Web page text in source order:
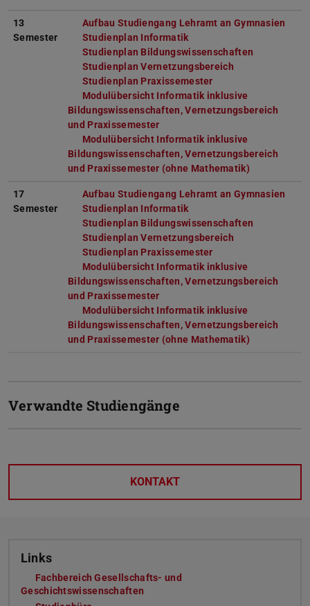
13
Semester
Aufbau Studiengang Lehramt an Gymnasien
Studienplan Informatik(PDF-Datei)
(wird in neuem Tab
Studienplan Bildungswissenschaften
Studienplan Vernetzungsbereich
Studienplan Praxissemester
Modulübersicht Informatik inklusive
Bildungswissenschaften, Vernetzungsbereich
und Praxissemester
Modulübersicht Informatik inklusive
Bildungswissenschaften, Vernetzungsbereich
und Praxissemester (ohne Mathematik)
17
Semester
Aufbau Studiengang Lehramt an Gymnasien
Studienplan Informatik(PDF-Datei)
(wird in neuem Tab
Studienplan Bildungswissenschaften
Studienplan Vernetzungsbereich
Studienplan Praxissemester
Modulübersicht Informatik inklusive
Bildungswissenschaften, Vernetzungsbereich
und Praxissemester
Modulübersicht Informatik inklusive
Bildungswissenschaften, Vernetzungsbereich
und Praxissemester (ohne Mathematik)
Verwandte Studiengänge
KONTAKT
Links
Fachbereich Gesellschafts- und
Geschichtswissenschaften